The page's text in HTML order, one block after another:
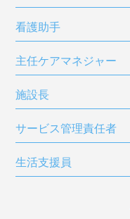
看護助手
主任ケアマネジャー
施設長
サービス管理責任者
生活支援員